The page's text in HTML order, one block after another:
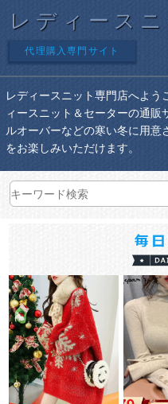
レディース
代理購入専門サイト
レディースニット専門店へよ
ィースニット＆セーターの通
ルオーバーなどの寒い冬に用
をお楽しみいただけます。